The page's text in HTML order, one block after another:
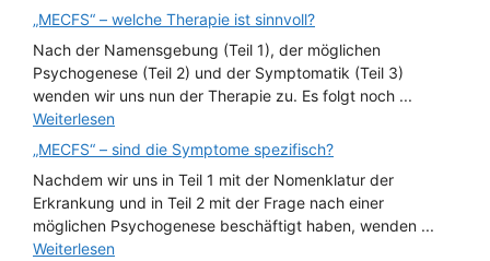
„MECFS“ – welche Therapie ist sinnvoll?
Nach der Namensgebung (Teil 1), der möglichen
Psychogenese (Teil 2) und der Symptomatik (Teil 3)
wenden wir uns nun der Therapie zu. Es folgt noch ...
Weiterlesen
„MECFS“ – sind die Symptome spezifisch?
Nachdem wir uns in Teil 1 mit der Nomenklatur der
Erkrankung und in Teil 2 mit der Frage nach einer
möglichen Psychogenese beschäftigt haben, wenden ...
Weiterlesen